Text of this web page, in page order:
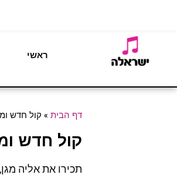
ראשי
דף הבית » קול חדש
קול חדש